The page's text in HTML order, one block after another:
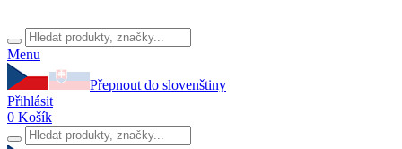
Menu
Přepnout do slovenštiny
Přihlásit
0 Košík